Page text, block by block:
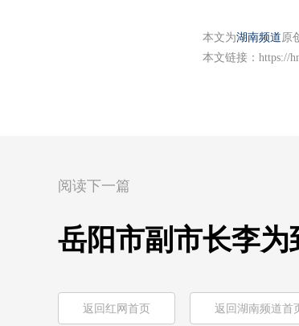
本文为湖南频道原
本文链接： https://
阅读下一篇
岳阳市副市长李
返回红网首页 返回湖南频道首